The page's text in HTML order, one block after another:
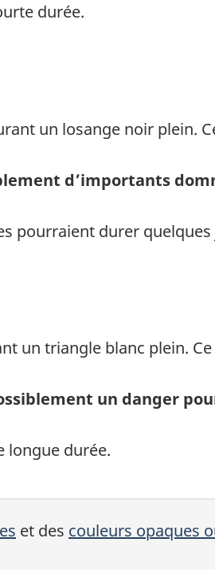
durée.
d’importants
pourraient durer
un danger
longue durée.
et des couleurs opaques